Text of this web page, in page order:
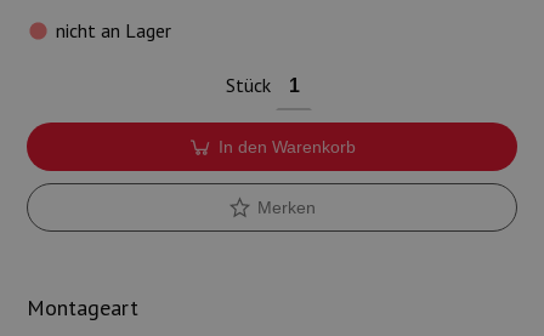
nicht an Lager
Stück
In den Warenkorb
Merken
Montageart